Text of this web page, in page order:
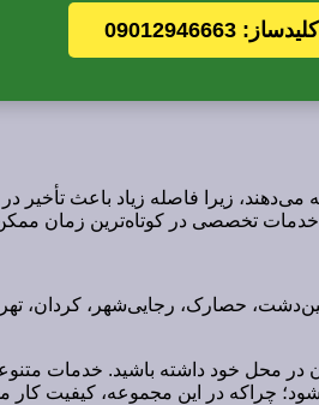
09012946663
می‌دهند، زیرا فاصله زیاد باعث
خدمات تخصصی در کوتاه‌ترین زمان
حصارک، رجایی‌شهر، کردان،
در محل خود داشته باشید. خدمات
چراکه در این مجموعه، کیفیت کار